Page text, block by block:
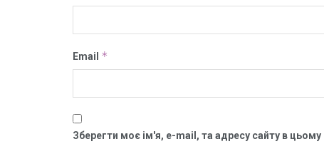
Email *
Зберегти моє ім'я, e-mail, та адресу сайту в